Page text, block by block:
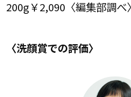
200g￥2,090〈編集部調べ
〈洗顔賞での評価〉